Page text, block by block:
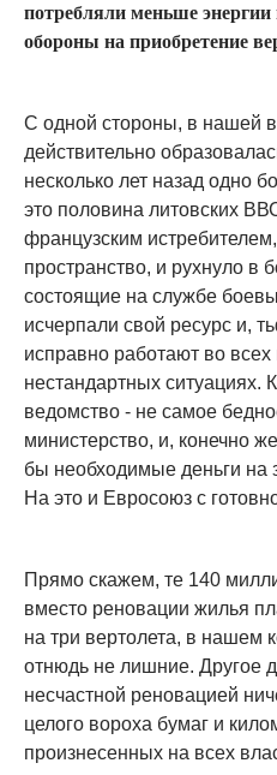
потребляли меньше энергии
обороны на приобретение
С одной стороны, в нашей
действительно
несколько лет назад одно
это половина литовских
французским
пространство, и рухнуло в
состоящие на службе
исчерпали свой ресурс и,
исправно работают во всех
нестандартных
ведомство - не самое
министерство, и, конечно
бы необходимые деньги на
На это и Евросоюз с
Прямо скажем, те 140
вместо реновации жилья
на три вертолета, в нашем
отнюдь не лишние. Другое
несчастной реновацией
целого вороха бумаг и
произнесенных на всех